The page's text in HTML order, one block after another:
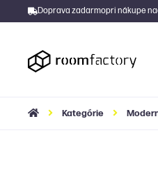
Doprava zadarmopri nákupe
Kategórie